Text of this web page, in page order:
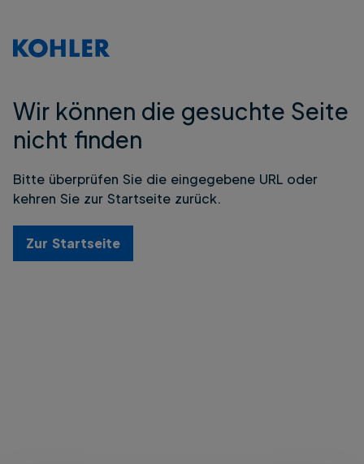
Wir können die gesuchte Seite
nicht finden
Bitte überprüfen Sie die eingegebene URL oder
kehren Sie zur Startseite zurück.
Zur Startseite